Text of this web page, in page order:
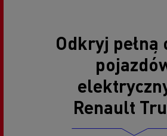
Odkryj pełną
Renault